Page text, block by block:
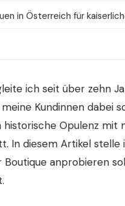
in Österreich für
ich seit über zehn
Kundinnen dabei
Opulenz
In diesem Artikel
Boutique anprobieren